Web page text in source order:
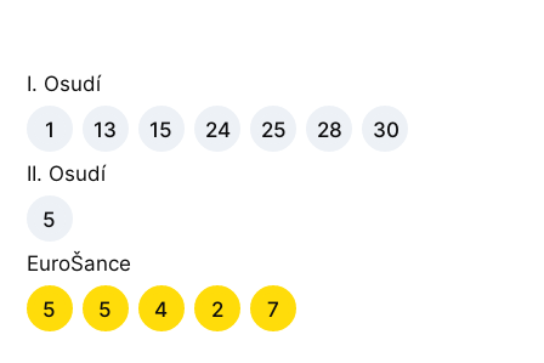
I. Osudí
1
13 15 24 25 28
30
II. Osudí
5
EuroŠance
5
5 4 2 7